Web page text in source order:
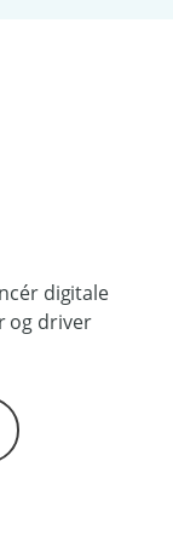
digitale
og driver